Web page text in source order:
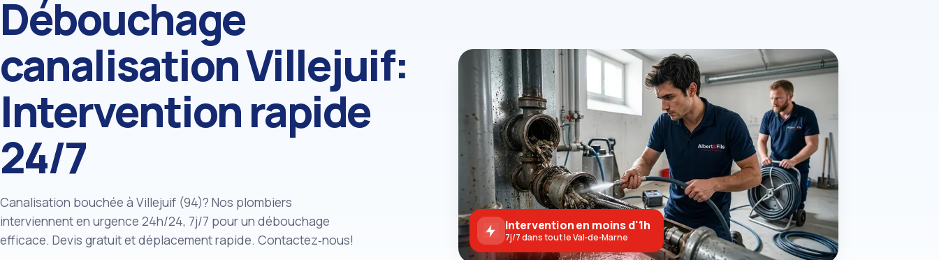
Débouchage
canalisation Villejuif:
Intervention rapide
24/7
Canalisation bouchée à Villejuif (94)? Nos plombiers
interviennent en urgence 24h/24, 7j/7 pour un débouchage
efficace. Devis gratuit et déplacement rapide. Contactez‑nous!
Intervention en moins d'1h
7j/7 dans tout le Val‑de‑Marne